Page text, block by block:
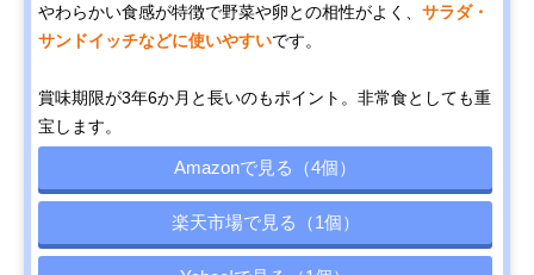
やわらかい食感が特徴で野菜や卵との相性がよく、 サラダ・
サンドイッチなどに使いやすいです。
賞味期限が3年6か月と長いのもポイント。非常食としても重
宝します。
Amazonで見る（4個）
楽天市場で見る（1個）